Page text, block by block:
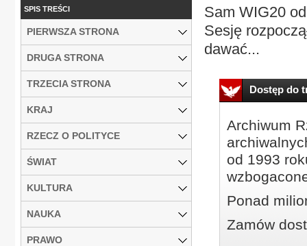
Sam WIG20
Sesję
dawać...
Dostęp do
Archiwum
od 1993
Ponad
Zamów
SPIS TREŚCI
PIERWSZA STRONA
DRUGA STRONA
TRZECIA STRONA
KRAJ
RZECZ O POLITYCE
ŚWIAT
KULTURA
NAUKA
PRAWO